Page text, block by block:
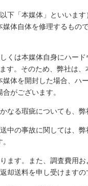
下「本媒体」といいま
体自体を修理するもの
くは本媒体自身にハー
す。そのため、弊社は
体を開封した場合、ハ
がございます。
なる瑕疵についても、弊
中の事故に関しては、
ます。また、調査費用
却送料を申し受けますの